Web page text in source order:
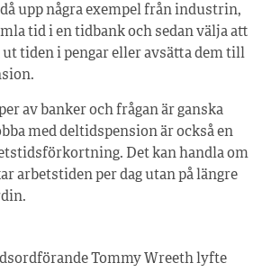
upp några exempel från industrin,
tid i en tidbank och sedan välja att
tiden i pengar eller avsätta dem till
av banker och frågan är ganska
med deltidspension är också en
Det kan handla om
arbetstiden per dag utan på längre
Tommy Wreeth lyfte